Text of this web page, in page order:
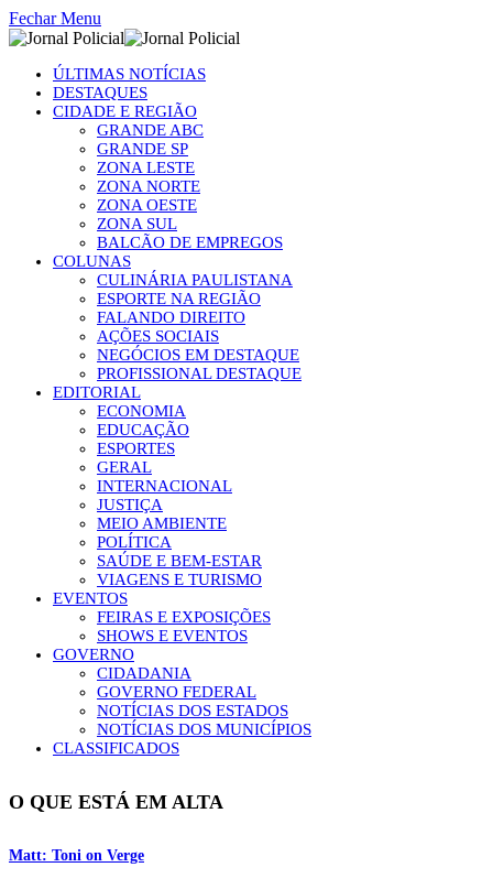
Fechar Menu
ÚLTIMAS NOTÍCIAS
DESTAQUES
CIDADE E REGIÃO
GRANDE ABC
GRANDE SP
ZONA LESTE
ZONA NORTE
ZONA OESTE
ZONA SUL
BALCÃO DE EMPREGOS
COLUNAS
CULINÁRIA PAULISTANA
ESPORTE NA REGIÃO
FALANDO DIREITO
AÇÕES SOCIAIS
NEGÓCIOS EM DESTAQUE
PROFISSIONAL DESTAQUE
EDITORIAL
ECONOMIA
EDUCAÇÃO
ESPORTES
GERAL
INTERNACIONAL
JUSTIÇA
MEIO AMBIENTE
POLÍTICA
SAÚDE E BEM-ESTAR
VIAGENS E TURISMO
EVENTOS
FEIRAS E EXPOSIÇÕES
SHOWS E EVENTOS
GOVERNO
CIDADANIA
GOVERNO FEDERAL
NOTÍCIAS DOS ESTADOS
NOTÍCIAS DOS MUNICÍPIOS
CLASSIFICADOS
O QUE ESTÁ EM ALTA
Matt: Toni on Verge